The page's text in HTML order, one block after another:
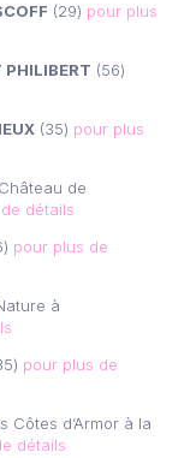
(29) pour plus
PHILIBERT (56)
(35) pour plus
de
détails
pour plus de
à
pour plus de
d’Armor à la
détails